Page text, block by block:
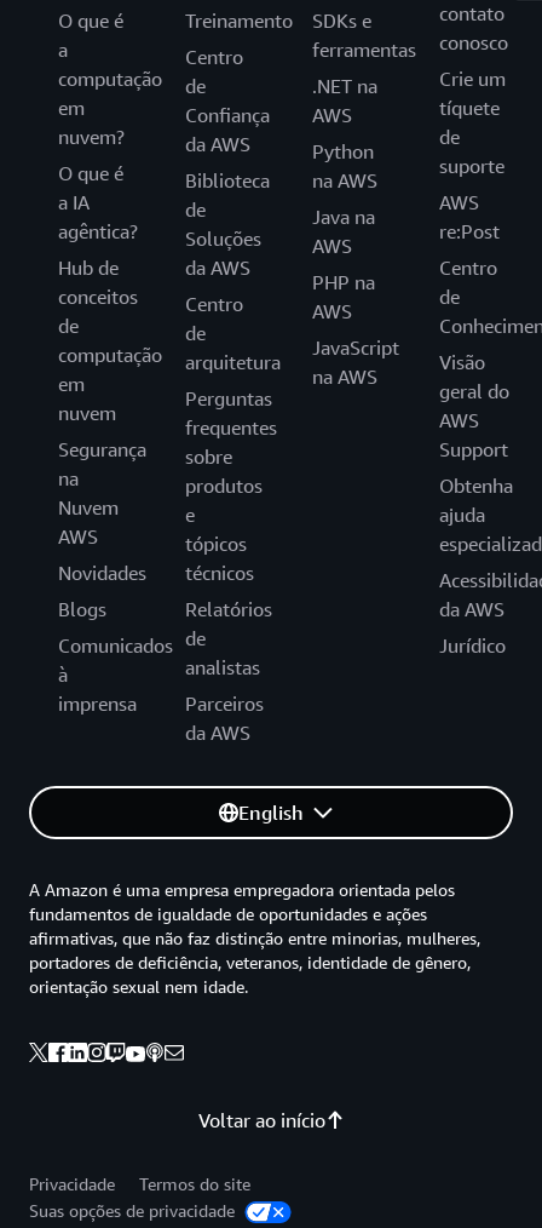
O que é
a
computação
em
nuvem?
O que é
a IA
agêntica?
Hub de
conceitos
de
computação
em
nuvem
Segurança
na
Nuvem
AWS
Novidades
Blogs
Comunicados
à
imprensa
Treinamento
Centro
de
Confiança
da AWS
Biblioteca
de
Soluções
da AWS
Centro
de
arquitetura
Perguntas
frequentes
sobre
produtos
e
tópicos
técnicos
Relatórios
de
analistas
Parceiros
da AWS
SDKs e
ferramentas
.NET na
AWS
Python
na AWS
Java na
AWS
PHP na
AWS
JavaScript
na AWS
contato
conosco
Crie um
tíquete
de
suporte
AWS
re:Post
Centro
de
Visão
geral do
AWS
Support
Obtenha
ajuda
da AWS
Jurídico
English
Voltar ao início
A Amazon é uma empresa empregadora orientada pelos
fundamentos de igualdade de oportunidades e ações
afirmativas, que não faz distinção entre minorias, mulheres,
portadores de deficiência, veteranos, identidade de gênero,
orientação sexual nem idade.
Privacidade
Termos do site
Suas opções de privacidade